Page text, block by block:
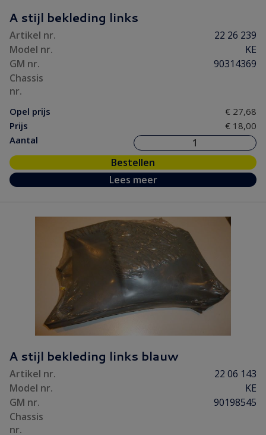
Motor / Koppeling(192)
Motorpakking/ Keerring
Ontsteking
Remmen / Wielen
Ruiten / Rubbers
Vooras / Stuurinrichting(55)
A stijl bekleding links
Artikel nr.
22 26 239
Model nr.
KE
GM nr.
90314369
Chassis
nr.
Opel prijs
€ 27,68
Prijs
€ 18,00
Aantal
Bestellen
Lees meer
A stijl bekleding links blauw
Artikel nr.
22 06 143
Model nr.
KE
GM nr.
90198545
Chassis
nr.